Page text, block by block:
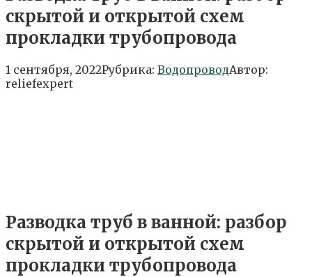
скрытой и открытой схем
прокладки трубопровода
1 сентября, 2022Рубрика: ВодопроводАвтор:
reliefexpert
Разводка труб в ванной: разбор
скрытой и открытой схем
прокладки трубопровода